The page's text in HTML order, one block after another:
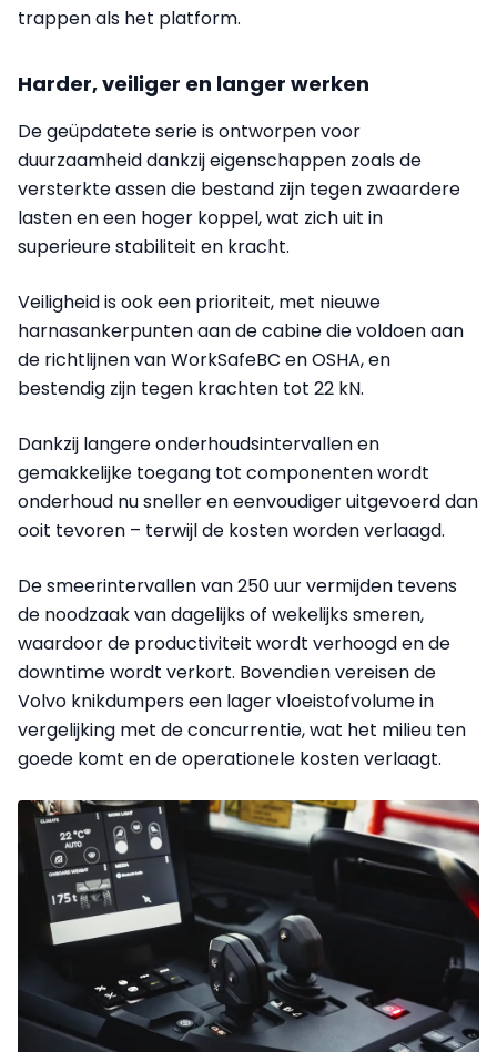
trappen als het platform.
Harder, veiliger en langer werken
De geüpdatete serie is ontworpen voor
duurzaamheid dankzij eigenschappen zoals de
versterkte assen die bestand zijn tegen zwaardere
lasten en een hoger koppel, wat zich uit in
superieure stabiliteit en kracht.
Veiligheid is ook een prioriteit, met nieuwe
harnasankerpunten aan de cabine die voldoen aan
de richtlijnen van WorkSafeBC en OSHA, en
bestendig zijn tegen krachten tot 22 kN.
Dankzij langere onderhoudsintervallen en
gemakkelijke toegang tot componenten wordt
onderhoud nu sneller en eenvoudiger uitgevoerd dan
ooit tevoren – terwijl de kosten worden verlaagd.
De smeerintervallen van 250 uur vermijden tevens
de noodzaak van dagelijks of wekelijks smeren,
waardoor de productiviteit wordt verhoogd en de
downtime wordt verkort. Bovendien vereisen de
Volvo knikdumpers een lager vloeistofvolume in
vergelijking met de concurrentie, wat het milieu ten
goede komt en de operationele kosten verlaagt.